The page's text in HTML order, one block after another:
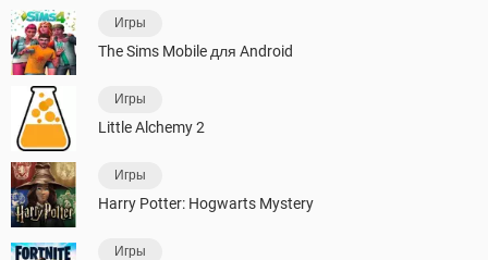
Игры
The Sims Mobile для Android
Игры
Little Alchemy 2
Игры
Harry Potter: Hogwarts Mystery
Игры